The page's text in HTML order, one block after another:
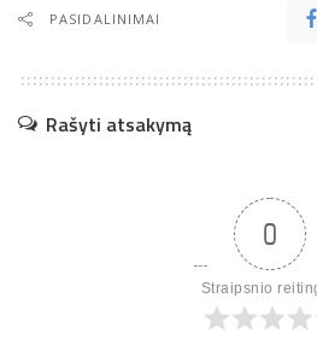
PASIDALINIMAI
Rašyti atsakymą
0
Straipsnio